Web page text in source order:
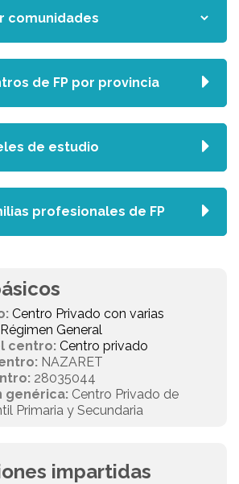
Centro Privado con varias
General
centro: Centro privado
NAZARET
28035044
genérica: Centro Privado de
Primaria y Secundaria
impartidas
de FP por provincia
de estudio
profesionales de FP